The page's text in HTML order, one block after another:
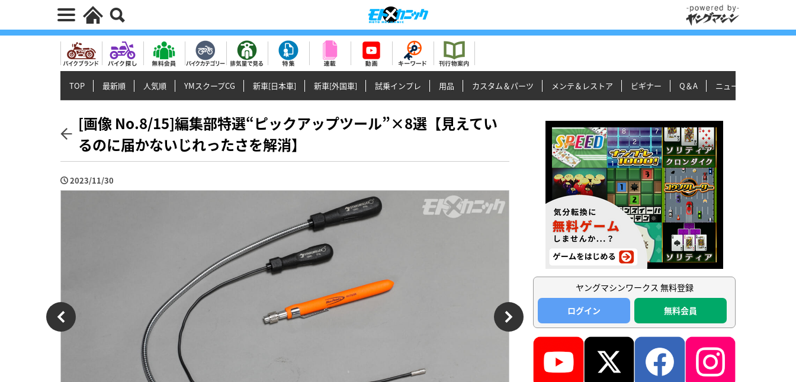
TOP 最新順 人気順 YMスクープCG 新車[日本車] 新車[外国車] 試乗インプレ 用品 カスタム＆パーツ メンテ＆レストア ビギナー Q＆A ニュース＆トピックス
[画像 No.8/15]編集部特選“ピックアップツール”×8選【見えてい
るのに届かないじれったさを解消】
2023/11/30
ヤングマシンワークス 無料登録
ログイン
無料会員